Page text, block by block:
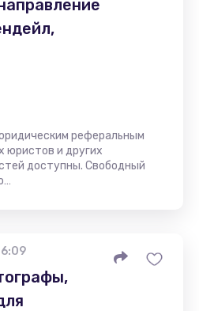
реферальным
юристов и других
доступны. Свободный